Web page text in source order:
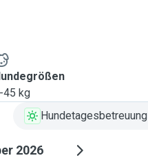
45 kg
Hundetagesbetreuung
2026